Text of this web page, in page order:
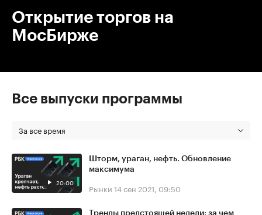
Открытие торгов на
МосБирже
Все выпуски программы
За все время
20:00
Шторм, ураган, нефть. Обновление
максимума
Рынки 14 сен 2021, 09:50
Тренды предстоящей недели: за чем